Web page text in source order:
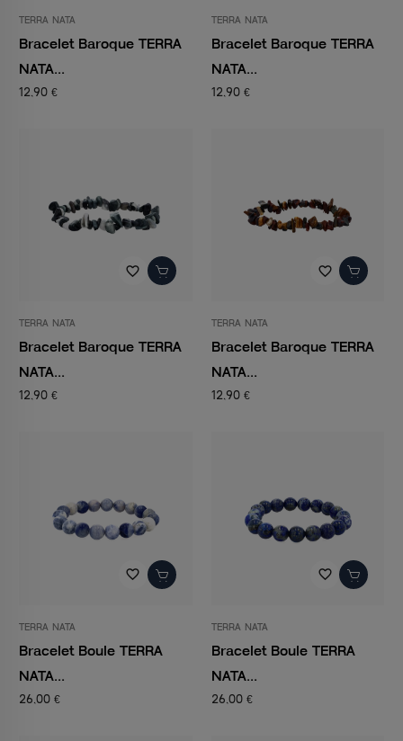
TERRA NATA
Bracelet Baroque TERRA
NATA...
12,90 €
TERRA NATA
Bracelet Baroque TERRA
NATA...
12,90 €
favorite_border
TERRA NATA
Bracelet Baroque TERRA
NATA...
12,90 €
favorite_border
TERRA NATA
Bracelet Baroque TERRA
NATA...
12,90 €
favorite_border
TERRA NATA
Bracelet Boule TERRA
NATA...
26,00 €
favorite_border
TERRA NATA
Bracelet Boule TERRA
NATA...
26,00 €